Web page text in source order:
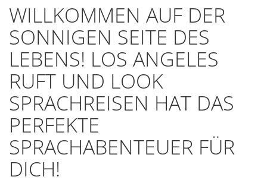
WILLKOMMEN AUF DER
SONNIGEN SEITE DES
LEBENS! LOS ANGELES
RUFT UND LOOK
SPRACHREISEN HAT DAS
PERFEKTE
SPRACHABENTEUER FÜR
DICH!